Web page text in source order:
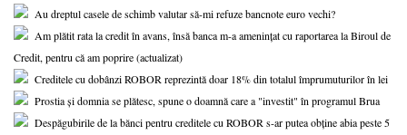
Au dreptul casele de schimb valutar să-mi refuze bancnote euro vechi?
Am plătit rata la credit în avans, însă banca m-a amenințat cu raportarea la Biroul de
Credit, pentru că am poprire (actualizat)
Creditele cu dobânzi ROBOR reprezintă doar 18% din totalul împrumuturilor în lei
Prostia și domnia se plătesc, spune o doamnă care a "investit" în programul Brua
Despăgubirile de la bănci pentru creditele cu ROBOR s-ar putea obține abia peste 5